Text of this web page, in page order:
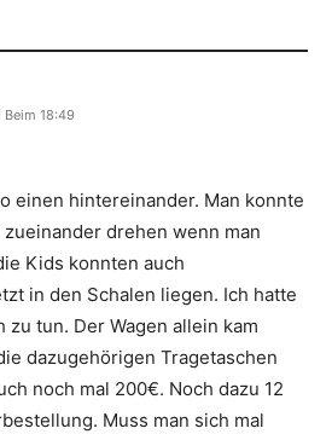
Beim 18:49
einen hintereinander. Man konnte
drehen wenn man
Kids konnten auch
in den Schalen liegen. Ich hatte
zu tun. Der Wagen allein kam
dazugehörigen Tragetaschen
noch mal 200€. Noch dazu 12
Muss man sich mal